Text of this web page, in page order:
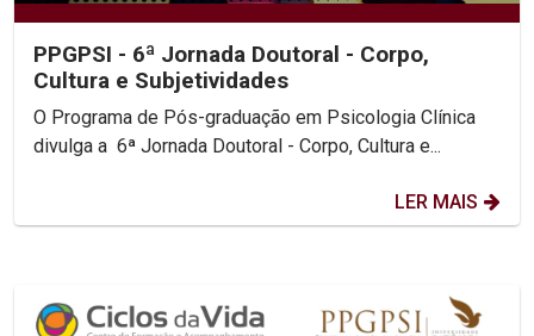
PPGPSI - 6ª Jornada Doutoral - Corpo,
Cultura e Subjetividades
O Programa de Pós-graduação em Psicologia Clínica
divulga a 6ª Jornada Doutoral - Corpo, Cultura e...
LER MAIS